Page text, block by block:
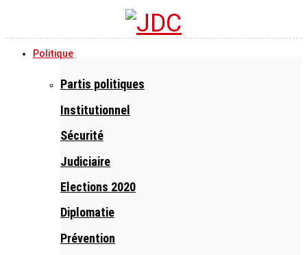
Politique
Partis politiques
Institutionnel
Sécurité
Judiciaire
Elections 2020
Diplomatie
Prévention